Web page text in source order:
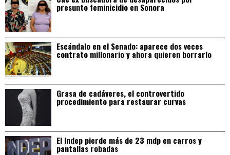
presunto feminicidio en Sonora
Escándalo en el Senado: aparece dos veces
contrato millonario y ahora quieren borrarlo
Grasa de cadáveres, el controvertido
procedimiento para restaurar curvas
El Indep pierde más de 23 mdp en carros y
pantallas robadas